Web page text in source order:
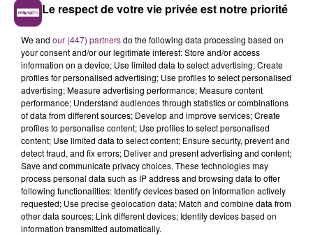
Publié : 7 décembre 2015 à 8h15
566532d8348778.58602207.mp3
Le respect de votre vie privée est notre priorité
We and our (447) partnersdo the following data processing based on
your consent and/or our legitimate interest: Store and/or access
information on a device; Use limited data to select advertising; Create
profiles for personalised advertising; Use profiles to select personalised
advertising; Measure advertising performance; Measure content
performance; Understand audiences through statistics or combinations
of data from different sources; Develop and improve services; Create
profiles to personalise content; Use profiles to select personalised
content; Use limited data to select content; Ensure security, prevent and
detect fraud, and fix errors; Deliver and present advertising and content;
Save and communicate privacy choices. These technologies may
process personal data such as IP address and browsing data to offer
following functionalities: Identify devices based on information actively
requested; Use precise geolocation data; Match and combine data from
other data sources; Link different devices; Identify devices based on
information transmitted automatically.